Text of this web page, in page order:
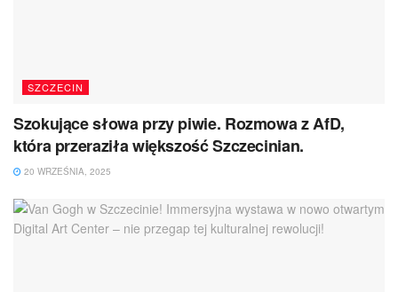
SZCZECIN
Szokujące słowa przy piwie. Rozmowa z AfD,
która przeraziła większość Szczecinian.
20 WRZEŚNIA, 2025